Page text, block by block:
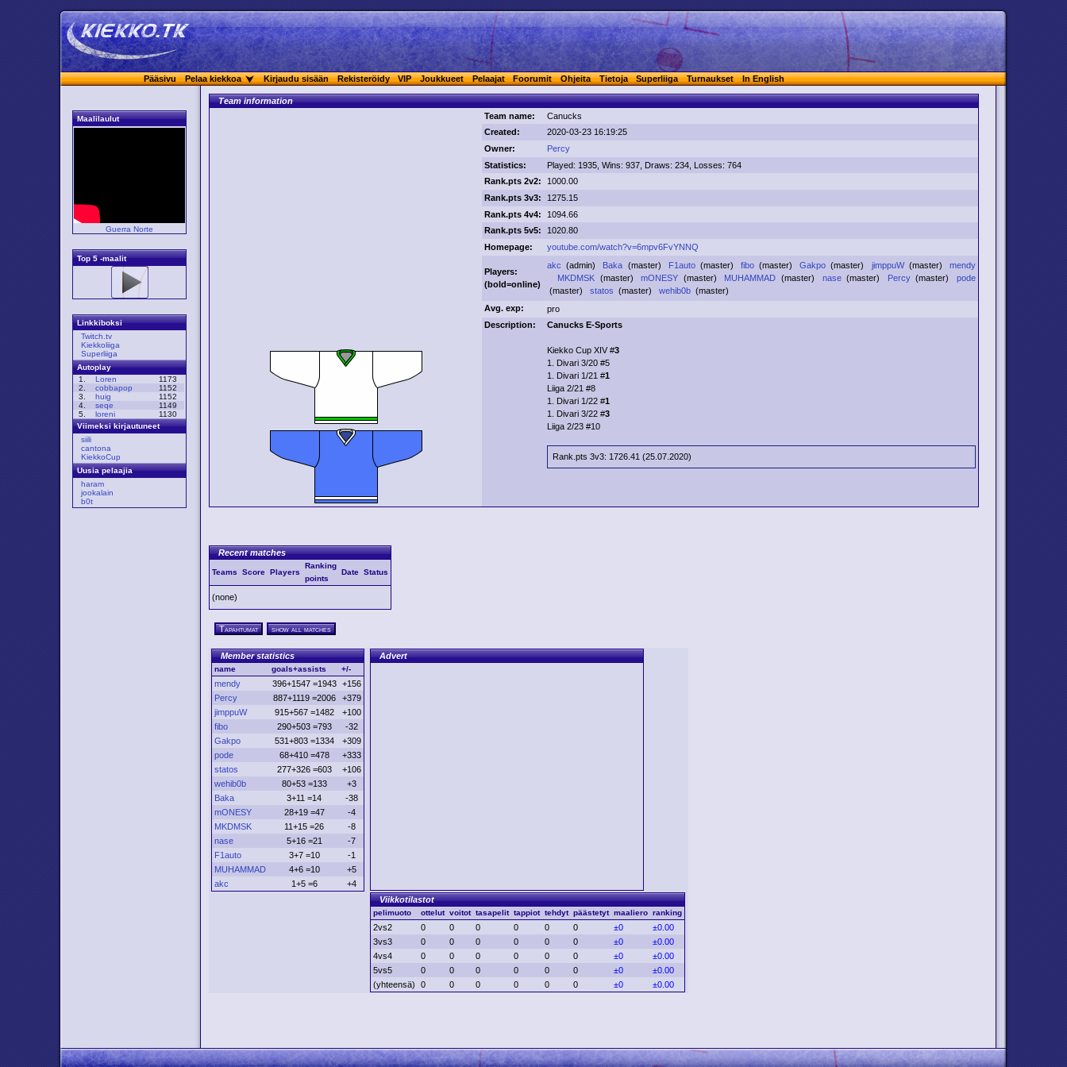
Pääsivu Pelaa kiekkoa Kirjaudu sisään Rekisteröidy VIP Joukkueet Pelaajat Foorumit Ohjeita Tietoja Superliiga Turnaukset In English
Maalilaulut
Guerra Norte
Top 5 -maalit
Linkkiboksi
Twitch.tv
Kiekkoliiga
Superliiga
Autoplay
1.
Loren
1173
2.
cobbapop
1152
3.
huig
1152
4.
seqe
1149
5.
loreni
1130
Viimeksi kirjautuneet
siili
cantona
KiekkoCup
Uusia pelaajia
haram
jookalain
b0t
Team information
Team name:
Canucks
Created:
2020-03-23 16:19:25
Owner:
Percy
Statistics:
Played: 1935, Wins: 937, Draws: 234, Losses: 764
Rank.pts 2v2:
1000.00
Rank.pts 3v3:
1275.15
Rank.pts 4v4:
1094.66
Rank.pts 5v5:
1020.80
Homepage:
youtube.com/watch?v=6mpv6FvYNNQ
Players:
(bold=online)
akc (admin) Baka (master) F1auto (master)fibo (master)Gakpo (master) jimppuW (master) mendy
MKDMSK (master)mONESY (master) MUHAMMAD (master) nase (master) Percy (master) pode
(master)statos (master)wehib0b (master)
Avg. exp:
pro
Description:
Canucks E-Sports
Kiekko Cup XIV #3
1. Divari 3/20 #5
1. Divari 1/21 #1
Liiga 2/21 #8
1. Divari 1/22 #1
1. Divari 3/22 #3
Liiga 2/23 #10
Rank.pts 3v3: 1726.41 (25.07.2020)
Recent matches
Teams Score Players
Ranking
points
Date Status
(none)
Tapahtumat show all matches
Member statistics
name goals+assists +/-
mendy 396+1547 =1943
+156
Percy
887+1119 =2006
+379
jimppuW
915+567 =1482
+100
fibo
290+503 =793
-32
Gakpo
531+803 =1334
+309
pode
68+410 =478
+333
statos
277+326 =603
+106
wehib0b
80+53 =133
+3
Baka
3+11 =14
-38
mONESY
28+19 =47
-4
MKDMSK
11+15 =26
-8
nase
5+16 =21
-7
F1auto
3+7 =10
-1
MUHAMMAD
4+6 =10
+5
akc
1+5 =6 +4
Advert
Viikkotilastot
pelimuoto ottelut voitot tasapelit tappiot tehdyt päästetyt maaliero ranking
2vs2 0 0 0 0 0 0 ±0
±0.00
3vs3
0 0 0 0 0 0 ±0
±0.00
4vs4
0 0 0 0 0 0 ±0
±0.00
5vs5
0 0 0 0 0 0 ±0
±0.00
(yhteensä)
0 0 0 0 0 0 ±0 ±0.00